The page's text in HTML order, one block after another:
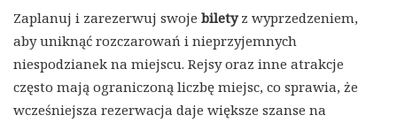
Zaplanuj i zarezerwuj swoje biletyz wyprzedzeniem,
aby uniknąć rozczarowań i nieprzyjemnych
niespodzianek na miejscu. Rejsy oraz inne atrakcje
często mają ograniczoną liczbę miejsc, co sprawia, że
wcześniejsza rezerwacja daje większe szanse na